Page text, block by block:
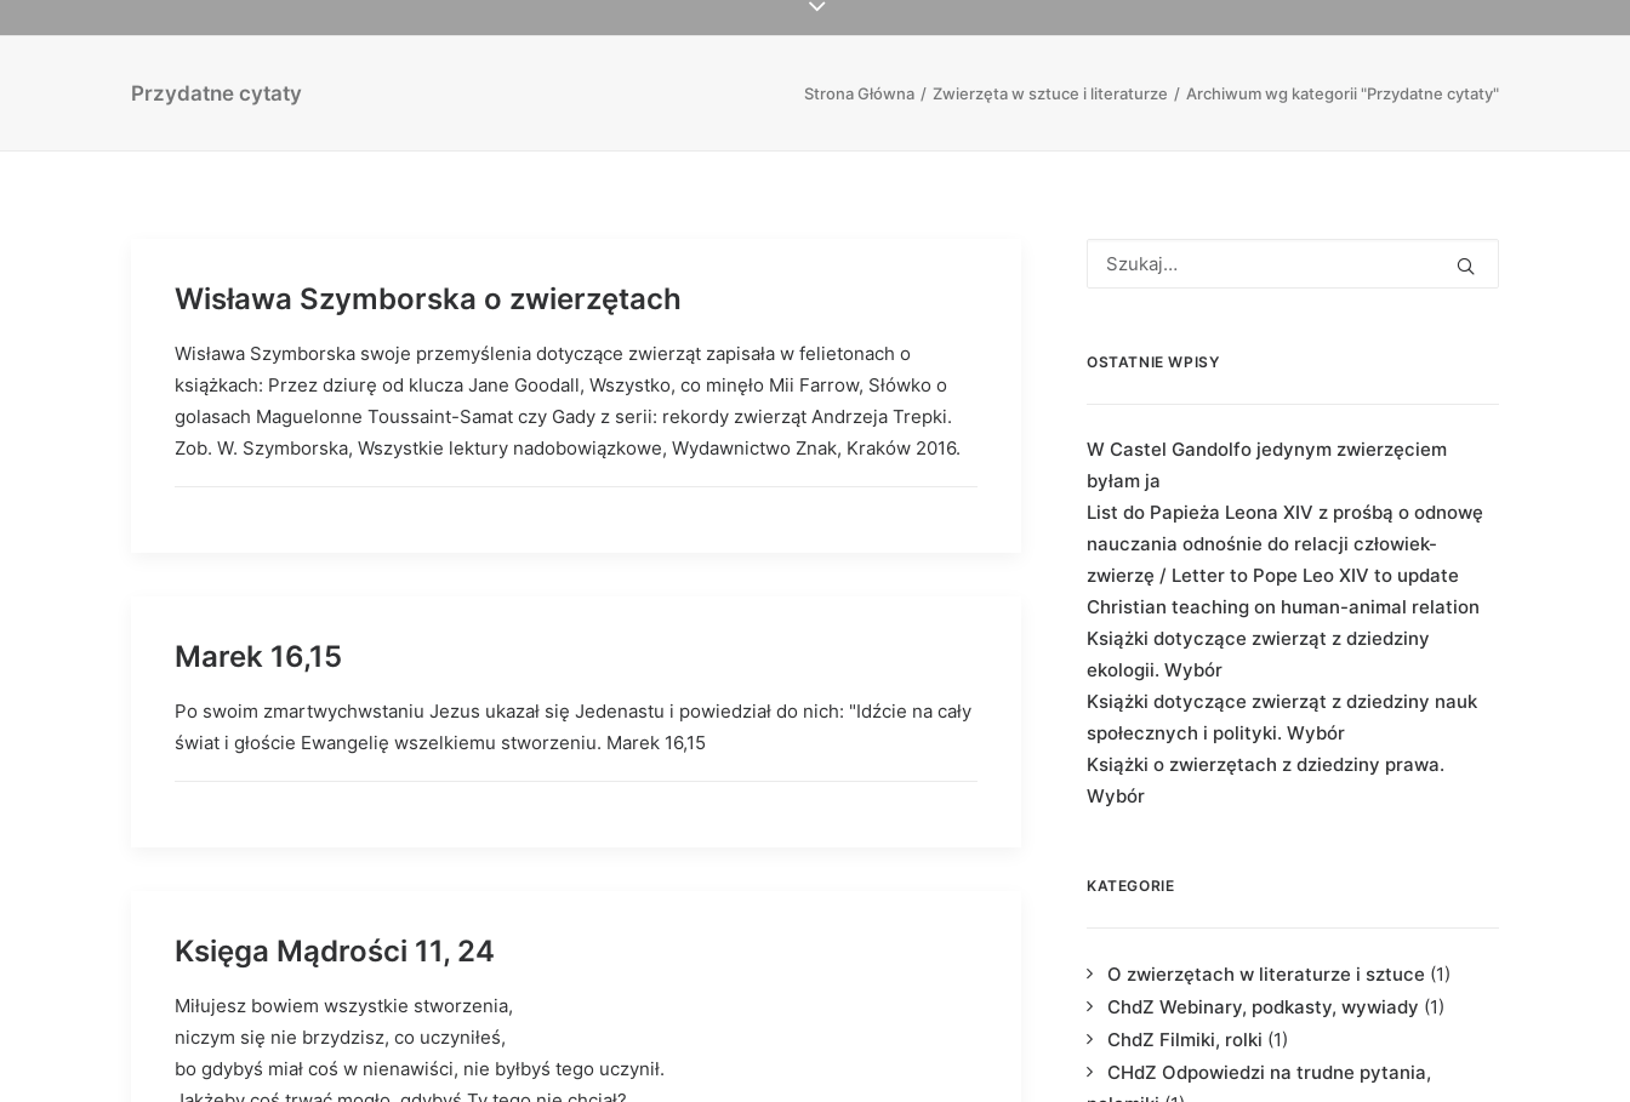
Przydatne cytaty Strona Główna Zwierzęta w sztuce i literaturze Archiwum wg kategorii "Przydatne cytaty"
Wisława Szymborska o zwierzętach
Wisława Szymborska swoje przemyślenia dotyczące zwierząt zapisała w felietonach o
książkach: Przez dziurę od klucza Jane Goodall, Wszystko, co minęło Mii Farrow, Słówko o
golasach Maguelonne Toussaint-Samat czy Gady z serii: rekordy zwierząt Andrzeja Trepki.
Zob. W. Szymborska, Wszystkie lektury nadobowiązkowe, Wydawnictwo Znak, Kraków 2016.
Marek 16,15
Po swoim zmartwychwstaniu Jezus ukazał się Jedenastu i powiedział do nich: "Idźcie na cały
świat i głoście Ewangelię wszelkiemu stworzeniu. Marek 16,15
Księga Mądrości 11, 24
Miłujesz bowiem wszystkie stworzenia,
niczym się nie brzydzisz, co uczyniłeś,
bo gdybyś miał coś w nienawiści, nie byłbyś tego uczynił.
OSTATNIE WPISY
W Castel Gandolfo jedynym zwierzęciem
byłam ja
List do Papieża Leona XIV z prośbą o odnowę
nauczania odnośnie do relacji człowiek-
zwierzę / Letter to Pope Leo XIV to update
Christian teaching on human-animal relation
Książki dotyczące zwierząt z dziedziny
ekologii. Wybór
Książki dotyczące zwierząt z dziedziny nauk
społecznych i polityki. Wybór
Książki o zwierzętach z dziedziny prawa.
Wybór
KATEGORIE
O zwierzętach w literaturze i sztuce (1)
ChdZ Webinary, podkasty, wywiady (1)
ChdZ Filmiki, rolki (1)
CHdZ Odpowiedzi na trudne pytania,